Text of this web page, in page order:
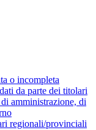
o incompleta
da parte dei titolari
amministrazione, di
regionali/provinciali